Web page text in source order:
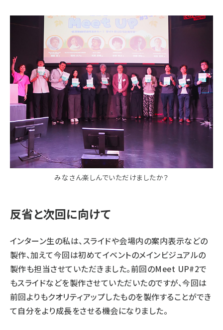
みなさん楽しんでいただけましたか？
反省と次回に向けて
インターン生の私は、スライドや会場内の案内表示などの
製作、加えて今回は初めてイベントのメインビジュアルの
製作も担当させていただきました。前回のMeet UP#2で
もスライドなどを製作させていただいたのですが、今回は
前回よりもクオリティアップしたものを製作することができ
て自分をより成長をさせる機会になりました。